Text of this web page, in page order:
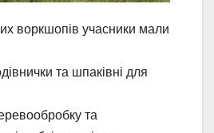
воркшопів учасники мали
та шпаківні для
та